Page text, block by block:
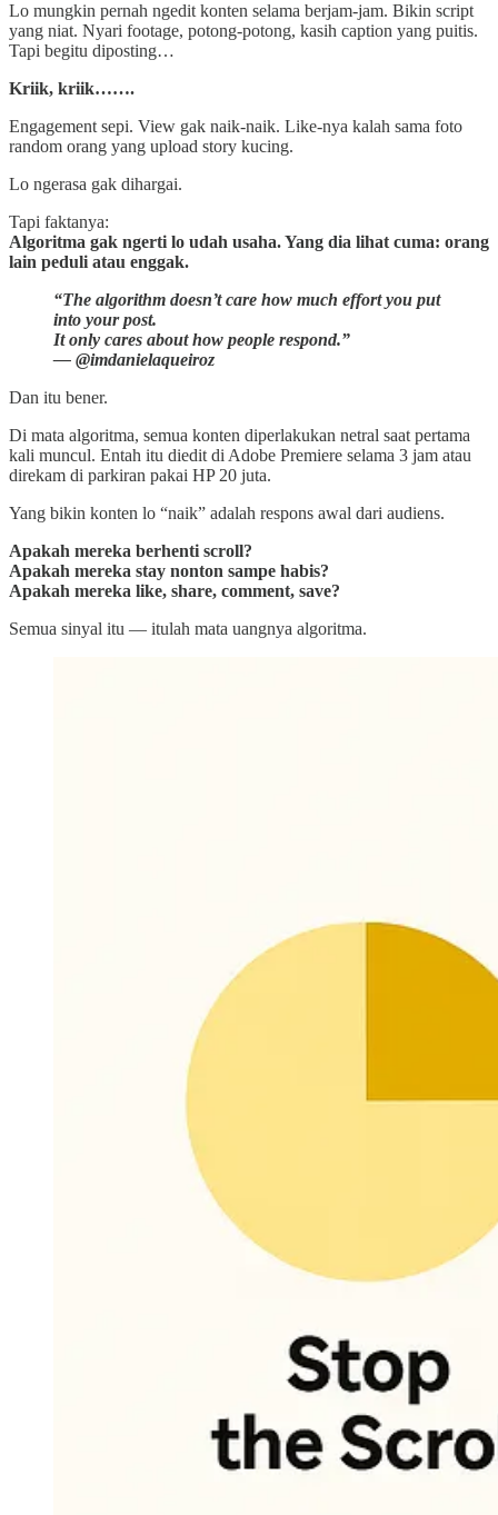
Lo mungkin pernah ngedit konten selama berjam-jam. Bikin script
yang niat. Nyari footage, potong-potong, kasih caption yang puitis.
Tapi begitu diposting…
Kriik, kriik…….
Engagement sepi. View gak naik-naik. Like-nya kalah sama foto
random orang yang upload story kucing.
Lo ngerasa gak dihargai.
Tapi faktanya:
Algoritma gak ngerti lo udah usaha. Yang dia lihat cuma: orang
lain peduli atau enggak.
“The algorithm doesn’t care how much effort you put
into your post.
It only cares about how people respond.”
— @imdanielaqueiroz
Dan itu bener.
Di mata algoritma, semua konten diperlakukan netral saat pertama
kali muncul. Entah itu diedit di Adobe Premiere selama 3 jam atau
direkam di parkiran pakai HP 20 juta.
Yang bikin konten lo “naik” adalah respons awal dari audiens.
Apakah mereka berhenti scroll?
Apakah mereka stay nonton sampe habis?
Apakah mereka like, share, comment, save?
Semua sinyal itu — itulah mata uangnya algoritma.